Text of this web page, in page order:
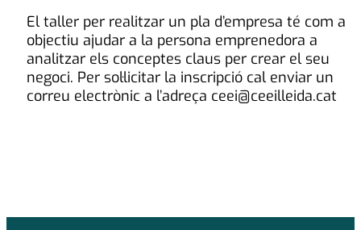
El taller per realitzar un pla d’empresa té com a
objectiu ajudar a la persona emprenedora a
analitzar els conceptes claus per crear el seu
negoci. Per sol·licitar la inscripció cal enviar un
correu electrònic a l’adreça ceei@ceeilleida.cat